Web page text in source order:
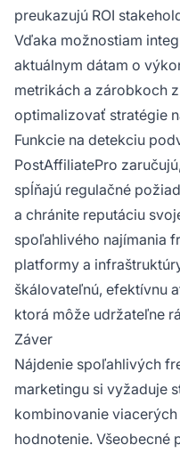
preukazujú ROI
Vďaka možnostiam
aktuálnym dátam o
metrikách a zárobkoch
optimalizovať stratégie
Funkcie na detekciu
PostAffiliatePro
spĺňajú regulačné
a chránite reputáciu
spoľahlivého najímania
platformy a
škálovateľnú, efektívnu
ktorá môže udržateľne
Záver
Nájdenie spoľahlivých
marketingu si vyžaduje
kombinovanie
hodnotenie. Všeobecné